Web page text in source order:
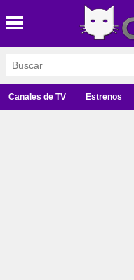
Canales de TV Estrenos